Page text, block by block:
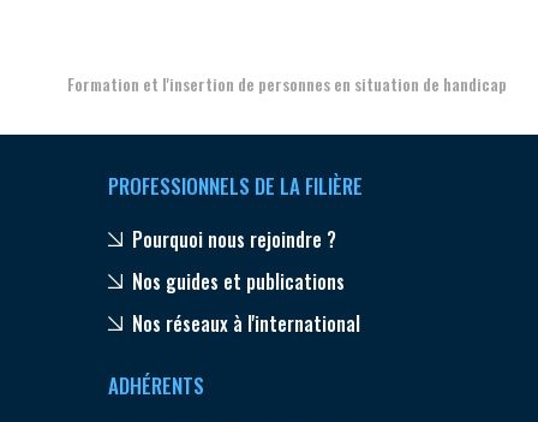
Formation et l'insertion de personnes en situation de handicap
PROFESSIONNELS DE LA FILIÈRE
Pourquoi nous rejoindre ?
Nos guides et publications
Nos réseaux à l'international
ADHÉRENTS